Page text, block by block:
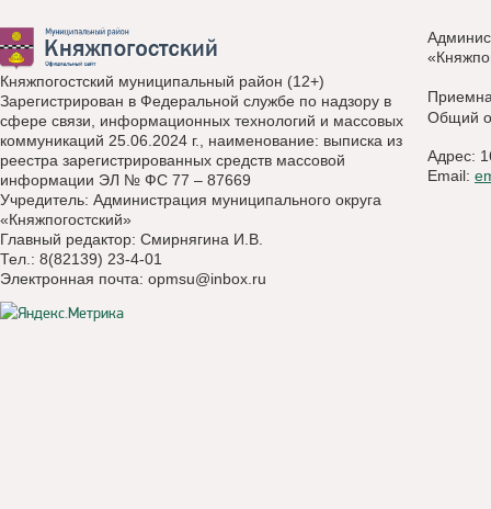
Княжпогостский муниципальный район (12+)
Зарегистрирован в Федеральной службе по надзору в
сфере связи, информационных технологий и массовых
коммуникаций 25.06.2024 г., наименование: выписка из
реестра зарегистрированных средств массовой
информации ЭЛ № ФС 77 – 87669
Учредитель: Администрация муниципального округа
«Княжпогостский»
Главный редактор: Смирнягина И.В.
Тел.: 8(82139) 23-4-01
Электронная почта: opmsu@inbox.ru
Общий
Адрес:
Email: